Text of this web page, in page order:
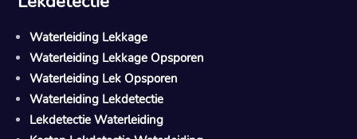
Waterleiding Lekkage
Waterleiding Lekkage Opsporen
Waterleiding Lek Opsporen
Waterleiding Lekdetectie
Lekdetectie Waterleiding